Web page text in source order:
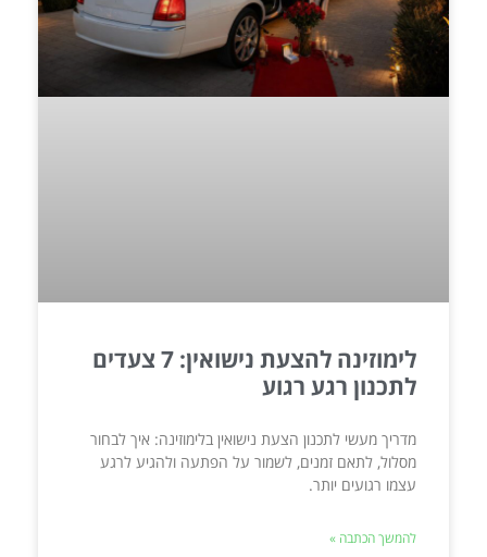
לימוזינה להצעת נישואין: 7 צעדים
לתכנון רגע רגוע
מדריך מעשי לתכנון הצעת נישואין בלימוזינה: איך לבחור
מסלול, לתאם זמנים, לשמור על הפתעה ולהגיע לרגע
עצמו רגועים יותר.
להמשך הכתבה »